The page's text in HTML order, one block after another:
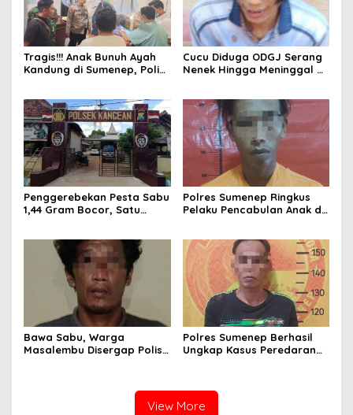
Tragis!!! Anak Bunuh Ayah
Kandung di Sumenep, Polisi
Cucu Diduga ODGJ Serang
Nenek Hingga Meninggal di
Penggerebekan Pesta Sabu
1,44 Gram Bocor, Satu
Polres Sumenep Ringkus
Pelaku Pencabulan Anak di
Bawa Sabu, Warga
Masalembu Disergap Polisi,
Polres Sumenep Berhasil
Ungkap Kasus Peredaran
View More